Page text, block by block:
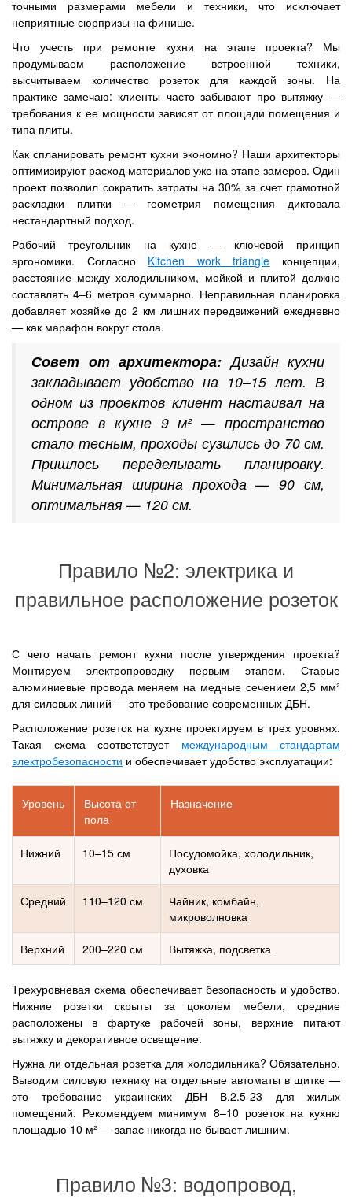
точными размерами мебели и техники, что исключает
неприятные сюрпризы на финише.
Что учесть при ремонте кухни на этапе проекта? Мы
продумываем расположение встроенной техники,
высчитываем количество розеток для каждой зоны. На
практике замечаю: клиенты часто забывают про вытяжку —
требования к ее мощности зависят от площади помещения и
типа плиты.
Как спланировать ремонт кухни экономно? Наши архитекторы
оптимизируют расход материалов уже на этапе замеров. Один
проект позволил сократить затраты на 30% за счет грамотной
раскладки плитки — геометрия помещения диктовала
нестандартный подход.
Рабочий треугольник на кухне — ключевой принцип
эргономики. Согласно Kitchen work triangle концепции,
расстояние между холодильником, мойкой и плитой должно
составлять 4–6 метров суммарно. Неправильная планировка
добавляет хозяйке до 2 км лишних передвижений ежедневно
— как марафон вокруг стола.
Совет от архитектора: Дизайн кухни
закладывает удобство на 10–15 лет. В
одном из проектов клиент настаивал на
острове в кухне 9 м² — пространство
стало тесным, проходы сузились до 70 см.
Пришлось переделывать планировку.
Минимальная ширина прохода — 90 см,
оптимальная — 120 см.
Правило №2: электрика и
правильное расположение розеток
С чего начать ремонт кухни после утверждения проекта?
Монтируем электропроводку первым этапом. Старые
алюминиевые провода меняем на медные сечением 2,5 мм²
для силовых линий — это требование современных ДБН.
Расположение розеток на кухне проектируем в трех уровнях.
Такая схема соответствует международным стандартам
электробезопасности и обеспечивает удобство эксплуатации:
Уровень
Высота от
пола
Назначение
Нижний 10–15 см
Посудомойка, холодильник,
духовка
Средний 110–120 см
Чайник, комбайн,
микроволновка
Верхний 200–220 см Вытяжка, подсветка
Трехуровневая схема обеспечивает безопасность и удобство.
Нижние розетки скрыты за цоколем мебели, средние
расположены в фартуке рабочей зоны, верхние питают
вытяжку и декоративное освещение.
Нужна ли отдельная розетка для холодильника? Обязательно.
Выводим силовую технику на отдельные автоматы в щитке —
это требование украинских ДБН В.2.5-23 для жилых
помещений. Рекомендуем минимум 8–10 розеток на кухню
площадью 10 м² — запас никогда не бывает лишним.
Правило №3: водопровод,